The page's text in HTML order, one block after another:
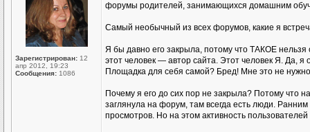
Зарегистрирован: 12
апр 2012, 19:23
Сообщения: 1086
форумы родителей, занимающихся домашним
Самый необычный из всех форумов, какие я
Я бы давно его закрыла, потому что ТАКОЕ
этот человек — автор сайта. Этот человек Я. Да,
Площадка для себя самой? Бред! Мне это не
Почему я его до сих пор не закрыла? Потому что
заглянула на форум, там всегда есть люди.
просмотров. Но на этом активность